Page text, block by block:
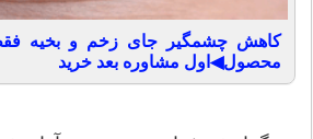
محصول◀اول مشاوره بعد خرید